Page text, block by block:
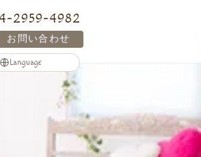
2959-4982
お問い合わせ